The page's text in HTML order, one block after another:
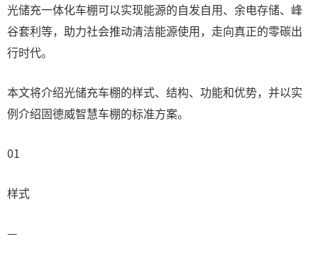
光储充一体化车棚可以实现能源的自发自用、余电存储、峰
谷套利等，助力社会推动清洁能源使用，走向真正的零碳出
行时代。
本文将介绍光储充车棚的样式、结构、功能和优势，并以实
例介绍固德威智慧车棚的标准方案。
01
样式
—